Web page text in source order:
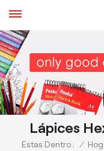
Lápices
Estas Dentro : /